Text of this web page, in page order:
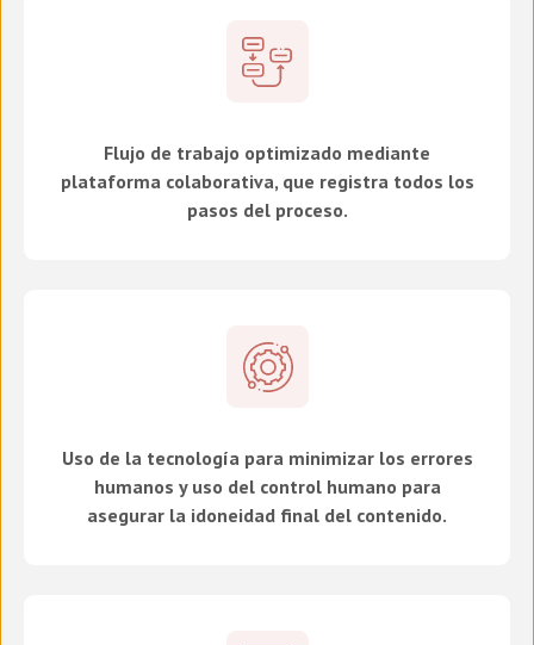
Flujo de trabajo optimizado mediante
plataforma colaborativa, que registra todos los
pasos del proceso.
Uso de la tecnología para minimizar los errores
humanos y uso del control humano para
asegurar la idoneidad final del contenido.